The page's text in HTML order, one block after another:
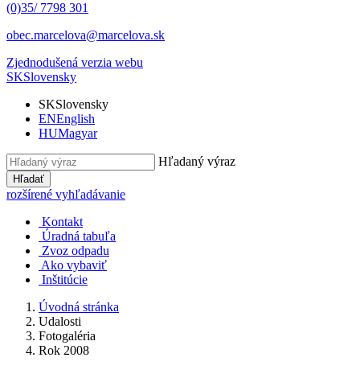
(0)35/ 7798 301
obec.marcelova@marcelova.sk
Zjednodušená verzia webu
SKSlovensky
SKSlovensky
ENEnglish
HUMagyar
Hľadaný výraz
Hľadať
rozšírené vyhľadávanie
Kontakt
Úradná tabuľa
Zvoz odpadu
Ako vybaviť
Inštitúcie
Úvodná stránka
Udalosti
Fotogaléria
Rok 2008